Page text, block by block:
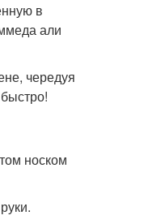
в
али
чередуя
носком